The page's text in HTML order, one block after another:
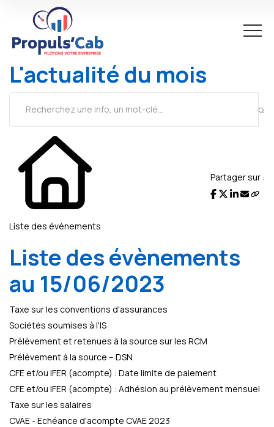
L'actualité du mois
Liste des évènements
Partager sur :
Liste des évènements
au 15/06/2023
Taxe sur les conventions d'assurances
Sociétés soumises à l'IS
Prélèvement et retenues à la source sur les RCM
Prélèvement à la source – DSN
CFE et/ou IFER (acompte) : Date limite de paiement
CFE et/ou IFER (acompte) : Adhésion au prélèvement mensuel
Taxe sur les salaires
CVAE - Echéance d'acompte CVAE 2023